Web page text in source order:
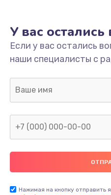
Ремонт
У вас
Если у вас остались
наши специалисты с
Нажимая на кнопку отправить